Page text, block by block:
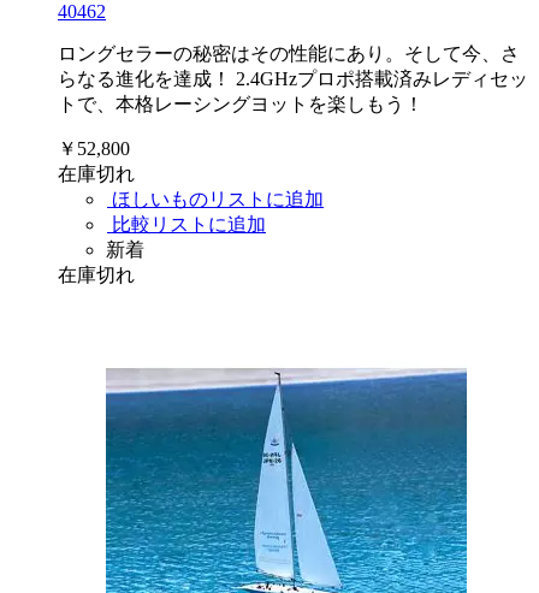
40462
ロングセラーの秘密はその性能にあり。そして今、さ
らなる進化を達成！ 2.4GHzプロポ搭載済みレディセッ
トで、本格レーシングヨットを楽しもう！
￥52,800
在庫切れ
ほしいものリストに追加
比較リストに追加
新着
在庫切れ